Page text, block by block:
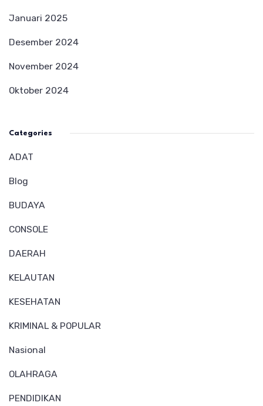
Januari 2025
Desember 2024
November 2024
Oktober 2024
Categories
ADAT
Blog
BUDAYA
CONSOLE
DAERAH
KELAUTAN
KESEHATAN
KRIMINAL & POPULAR
Nasional
OLAHRAGA
PENDIDIKAN